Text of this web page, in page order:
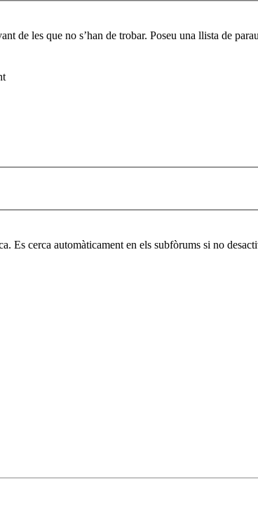
de les que no s’han de trobar. Poseu una llista de
Es cerca automàticament en els subfòrums si no